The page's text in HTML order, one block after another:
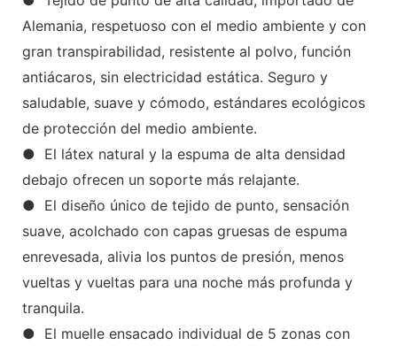
Alemania, respetuoso con el medio ambiente y con
gran transpirabilidad, resistente al polvo, función
antiácaros, sin electricidad estática. Seguro y
saludable, suave y cómodo, estándares ecológicos
de protección del medio ambiente.
● El látex natural y la espuma de alta densidad
debajo ofrecen un soporte más relajante.
● El diseño único de tejido de punto, sensación
suave, acolchado con capas gruesas de espuma
enrevesada, alivia los puntos de presión, menos
vueltas y vueltas para una noche más profunda y
tranquila.
● El muelle ensacado individual de 5 zonas con